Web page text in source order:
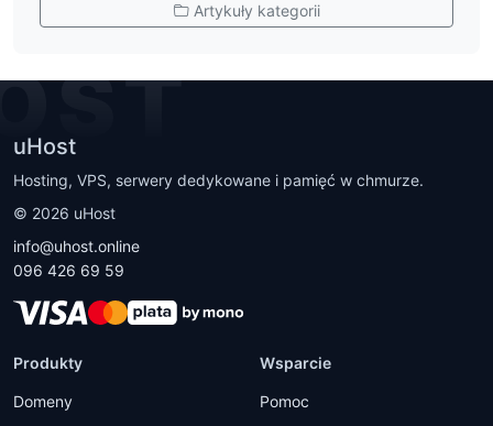
Artykuły kategorii
uHost
Hosting, VPS, serwery dedykowane i pamięć w chmurze.
© 2026 uHost
info@uhost.online
096 426 69 59
Produkty
Domeny
Wsparcie
Pomoc